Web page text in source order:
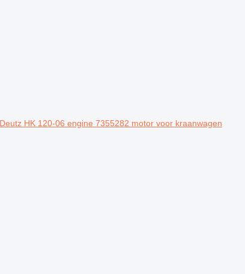
Deutz HK 120-06 engine 7355282 motor voor kraanwagen